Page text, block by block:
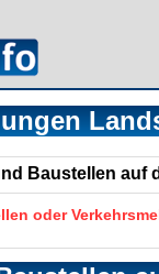
Baustellen auf
oder